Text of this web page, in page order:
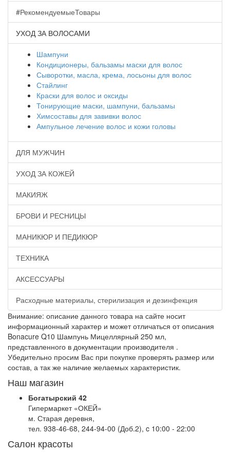
#РекомендуемыеТовары
УХОД ЗА ВОЛОСАМИ
Шампуни
Кондиционеры, бальзамы маски для волос
Сыворотки, масла, крема, лосьоны для волос
Стайлинг
Краски для волос и оксиды
Тонирующие маски, шампуни, бальзамы
Химсоставы для завивки волос
Ампульное лечение волос и кожи головы
ДЛЯ МУЖЧИН
УХОД ЗА КОЖЕЙ
МАКИЯЖ
БРОВИ И РЕСНИЦЫ
МАНИКЮР И ПЕДИКЮР
ТЕХНИКА
АКСЕССУАРЫ
Расходные материалы, стерилизация и дезинфекция
Внимание: описание данного товара на сайте носит
информационный характер и может отличаться от описания
Bonacure Q10 Шампунь Мицеллярный 250 мл,
представленного в документации производителя .
Убедительно просим Вас при покупке проверять размер или
состав, а так же наличие желаемых характеристик.
Наш магазин
Богатырский 42
Гипермаркет «ОКЕЙ»
м. Старая деревня,
тел. 938-46-68, 244-94-00 (Доб.2), c 10:00 - 22:00
Салон красоты